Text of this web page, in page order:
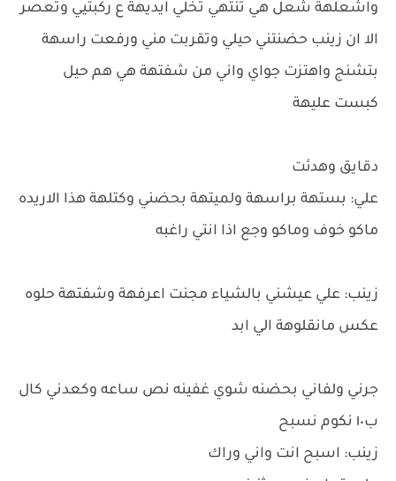
واشعلهة شعل هي تنتهي تخلي ايديهة ع ركبتيي وتعصر
الا ان زينب حضنتني حيلي وتقربت مني ورفعت راسهة
بتشنج واهتزت جواي واني من شفتهة هي هم حيل
كبست عليهة
دقايق وهدئت
علي: بستهة براسهة ولميتهة بحضني وكتلهة هذا الاريده
ماكو خوف وماكو وجع اذا انتي راغبه
زينب: علي عيشني بالشياء مجنت اعرفهة وشفتهة حلوه
عكس مانقلوهة الي ابد
جرني ولفاني بحضنه شوي غفينه نص ساعه وكعدني كال
ب١٠ نكوم نسبح
زينب: اسبح انت واني وراك